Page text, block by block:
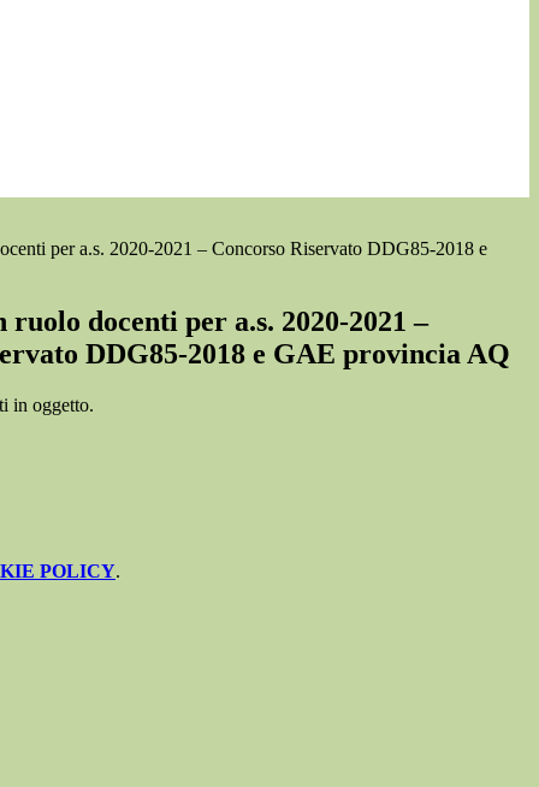
per a.s. 2020-2021 – Concorso Riservato DDG85-2018 e
ruolo docenti per a.s. 2020-2021 –
DDG85-2018 e GAE provincia AQ
in oggetto.
POLICY.